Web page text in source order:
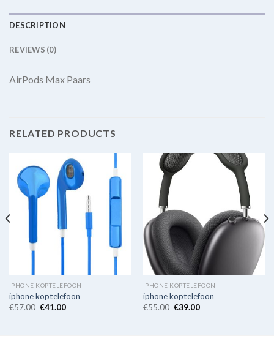
DESCRIPTION
REVIEWS (0)
AirPods Max Paars
RELATED PRODUCTS
IPHONE KOPTELEFOON
iphone koptelefoon
€57.00 €41.00
IPHONE KOPTELEFOON
iphone koptelefoon
€55.00 €39.00